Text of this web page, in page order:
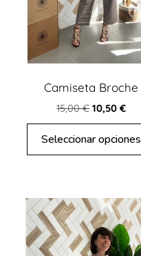
Camiseta Broche
15,00€ 10,50€
Seleccionar opciones